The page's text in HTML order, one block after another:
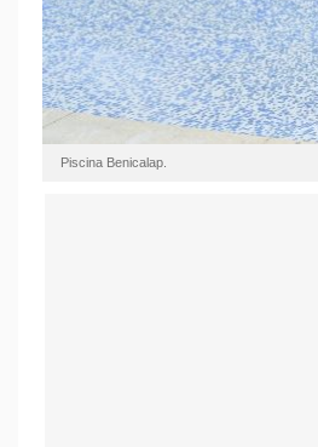
Piscina Benicalap.